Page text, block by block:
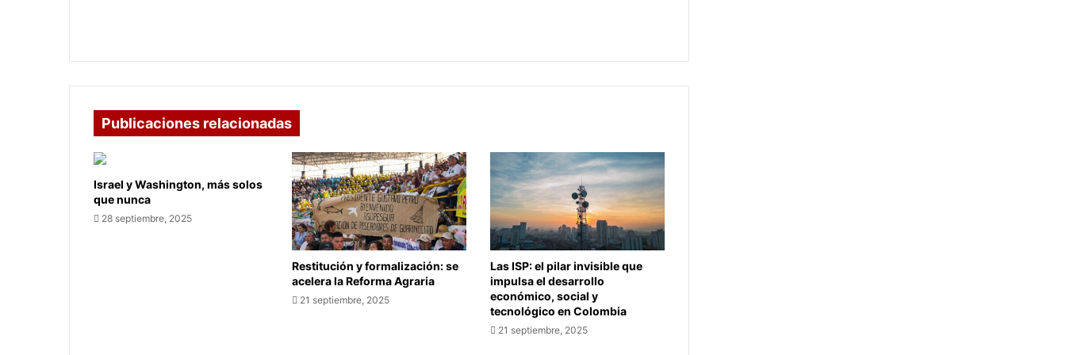
Publicaciones relacionadas
Israel y Washington, más solos
que nunca
28 septiembre, 2025
Restitución y formalización: se
acelera la Reforma Agraria
21 septiembre, 2025
Las ISP: el pilar invisible que
impulsa el desarrollo
económico, social y
tecnológico en Colombia
21 septiembre, 2025